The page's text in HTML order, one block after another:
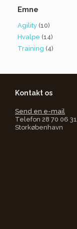
Emne
Agility (10)
Hvalpe (14)
Training (4)
Kontakt os
Send en e-mail
Telefon 28 70 06 31
Storkøbenhavn